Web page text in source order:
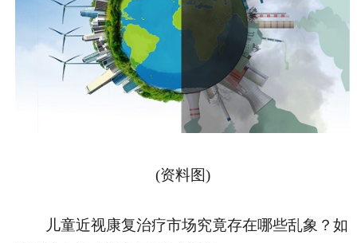
(资料图)
儿童近视康复治疗市场究竟存在哪些乱象？如